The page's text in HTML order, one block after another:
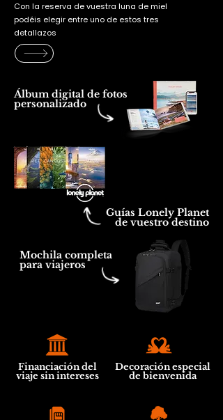
Con la reserva de vuestra luna de miel
podéis elegir entre uno de estos tres
detallazos
Álbum digital de fotos
personalizado
Guías Lonely Planet
de vuestro destino
Mochila completa
para viajeros
Financiación del
viaje sin intereses
Decoración especial
de bienvenida